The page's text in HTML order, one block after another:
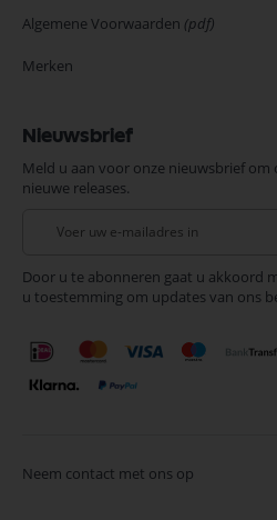
Algemene Voorwaarden (pdf)
Merken
Nieuwsbrief
Meld u aan voor onze nieuwsbrief
nieuwe releases.
onze
nieuwsbrief
Door u te abonneren gaat u akkoord
u toestemming om updates van ons
Neem contact met ons op